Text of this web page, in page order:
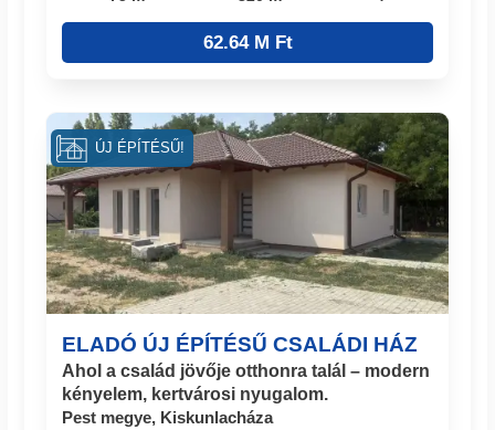
62.64 M Ft
ELADÓ ÚJ ÉPÍTÉSŰ CSALÁDI HÁZ
Ahol a család jövője otthonra talál – modern
kényelem, kertvárosi nyugalom.
Pest megye, Kiskunlacháza
ÚJ ÉPÍTÉSŰ!